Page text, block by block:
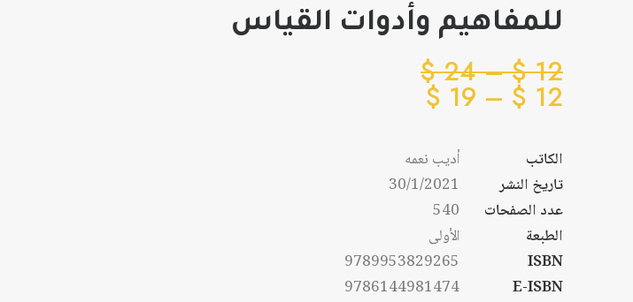
للمفاهيم وأدوات القياس
12
$
–
24
$نطاق
خلال
12
$
–
19
$
من
خلال
الكاتب
أديب نعمه
تاريخ النشر
30/1/2021
عدد الصفحات
540
الطبعة
الأولى
ISBN
9789953829265
E-ISBN
9786144981474